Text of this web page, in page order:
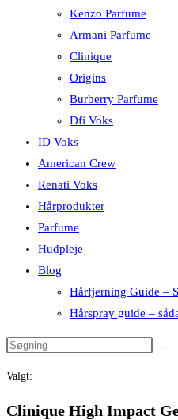
Kenzo Parfume
Armani Parfume
Clinique
Origins
Burberry Parfume
Dfi Voks
ID Voks
American Crew
Renati Voks
Hårprodukter
Parfume
Hudpleje
Blog
Hårfjerning Guide –
Hårspray guide –
Valgt:
Clinique High Impact